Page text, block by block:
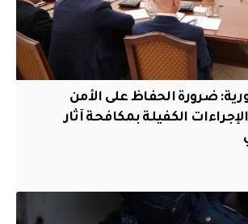
ضرورة الحفاظ على الأمن
الكفيلة بمكافحة آثار